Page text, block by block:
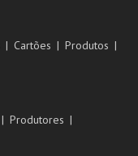
Cartões
Produtos
Produtores